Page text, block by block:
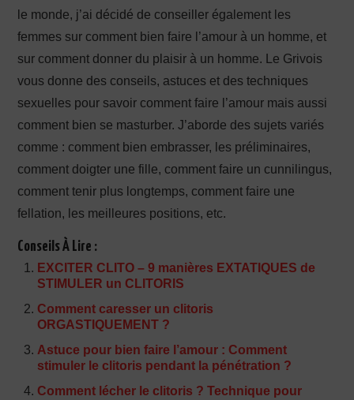
le monde, j’ai décidé de conseiller également les
femmes sur comment bien faire l’amour à un homme, et
sur comment donner du plaisir à un homme. Le Grivois
vous donne des conseils, astuces et des techniques
sexuelles pour savoir comment faire l’amour mais aussi
comment bien se masturber. J’aborde des sujets variés
comme : comment bien embrasser, les préliminaires,
comment doigter une fille, comment faire un cunnilingus,
comment tenir plus longtemps, comment faire une
fellation, les meilleures positions, etc.
Conseils À Lire :
EXCITER CLITO – 9 manières EXTATIQUES de
STIMULER un CLITORIS
Comment caresser un clitoris
ORGASTIQUEMENT ?
Astuce pour bien faire l’amour : Comment
stimuler le clitoris pendant la pénétration ?
Comment lécher le clitoris ? Technique pour